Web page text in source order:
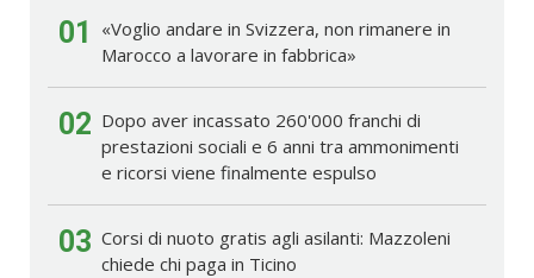
01
«Voglio andare in Svizzera, non rimanere in
Marocco a lavorare in fabbrica»
02 Dopo aver incassato 260'000 franchi di
prestazioni sociali e 6 anni tra ammonimenti
e ricorsi viene finalmente espulso
03 Corsi di nuoto gratis agli asilanti: Mazzoleni
chiede chi paga in Ticino